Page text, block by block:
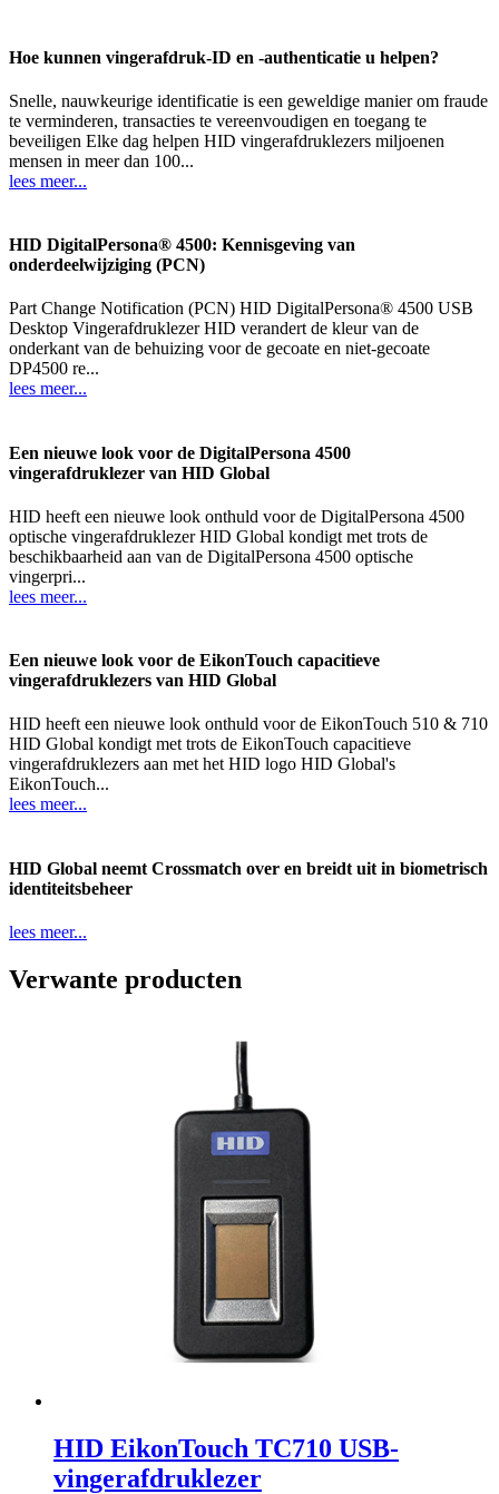
Hoe kunnen vingerafdruk-ID en -authenticatie u helpen?
Snelle, nauwkeurige identificatie is een geweldige manier om fraude
te verminderen, transacties te vereenvoudigen en toegang te
beveiligen Elke dag helpen HID vingerafdruklezers miljoenen
mensen in meer dan 100...
lees meer...
HID DigitalPersona® 4500: Kennisgeving van
onderdeelwijziging (PCN)
Part Change Notification (PCN) HID DigitalPersona® 4500 USB
Desktop Vingerafdruklezer HID verandert de kleur van de
onderkant van de behuizing voor de gecoate en niet-gecoate
DP4500 re...
lees meer...
Een nieuwe look voor de DigitalPersona 4500
vingerafdruklezer van HID Global
HID heeft een nieuwe look onthuld voor de DigitalPersona 4500
optische vingerafdruklezer HID Global kondigt met trots de
beschikbaarheid aan van de DigitalPersona 4500 optische
vingerpri...
lees meer...
Een nieuwe look voor de EikonTouch capacitieve
vingerafdruklezers van HID Global
HID heeft een nieuwe look onthuld voor de EikonTouch 510 & 710
HID Global kondigt met trots de EikonTouch capacitieve
vingerafdruklezers aan met het HID logo HID Global's
EikonTouch...
lees meer...
HID Global neemt Crossmatch over en breidt uit in biometrisch
identiteitsbeheer
lees meer...
Verwante producten
HID EikonTouch TC710 USB-
vingerafdruklezer